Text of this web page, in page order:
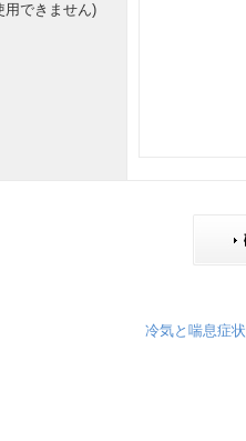
用できません)
冷気と喘息症状